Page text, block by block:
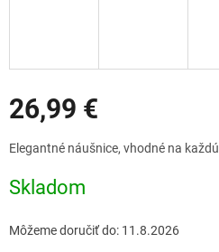
26,99 €
cena:
Elegantné náušnice, vhodné na
Skladom
Môžeme doručiť do: 11.8.2026